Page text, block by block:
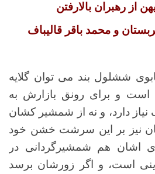
از رهبران بالارفتن
و محمد باقر قالیباف
ششلول بند می توان گلایه
است و برای رونق بازارش به
دارد، و نه از شمشیر کشان
نیز بر این سرشت خشن خود
اشان هم شمشیرگردانی در
است، و اگر زورشان برسد